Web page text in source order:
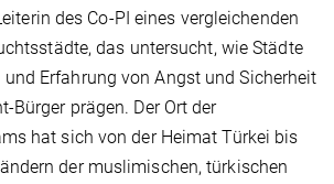
des Co-PI eines vergleichenden
das untersucht, wie Städte
Erfahrung von Angst und Sicherheit
Bürger prägen. Der Ort der
hat sich von der Heimat Türkei bis
der muslimischen, türkischen